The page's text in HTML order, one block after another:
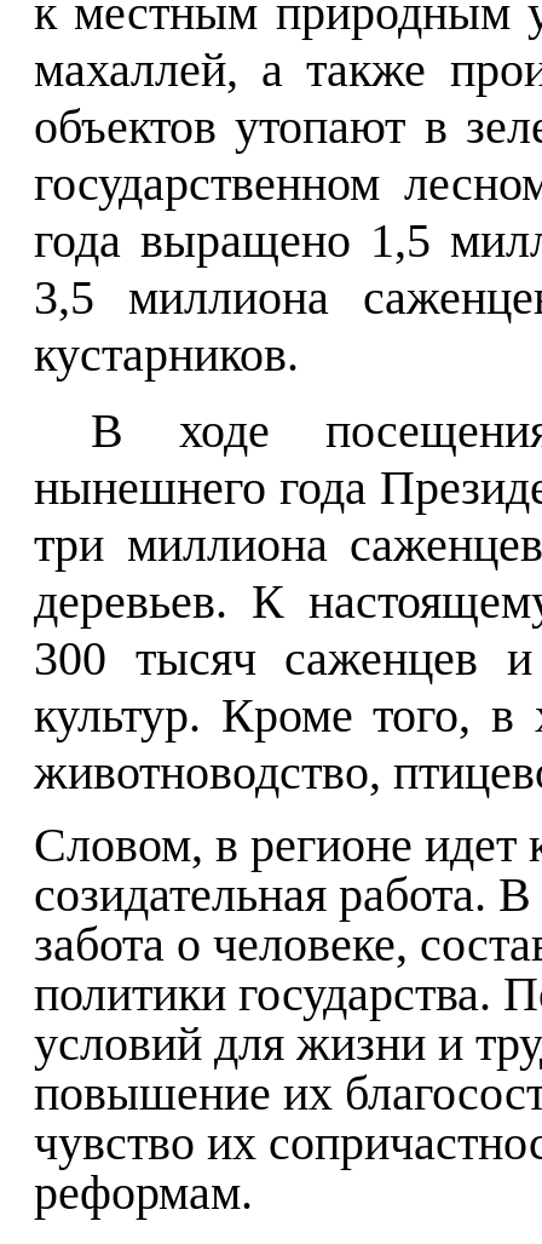
к местным природным
махаллей, а также
объектов утопают в
государственном
года выращено 1,5
3,5 миллиона
кустарников.
В ходе
нынешнего года
три миллиона
деревьев. К
300 тысяч саженцев
культур. Кроме того, в
животноводство,
Словом, в регионе идет
созидательная работа.
забота о человеке,
политики государства.
условий для жизни и
повышение их
чувство их
реформам.